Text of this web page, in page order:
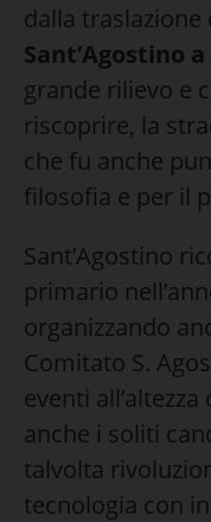
dalla traslazione
Sant’Agostino
grande rilievo e
riscoprire, la
che fu anche
filosofia e per il
Sant’Agostino
primario
organizzando
Comitato S.
eventi
anche i soliti
talvolta
tecnologia con